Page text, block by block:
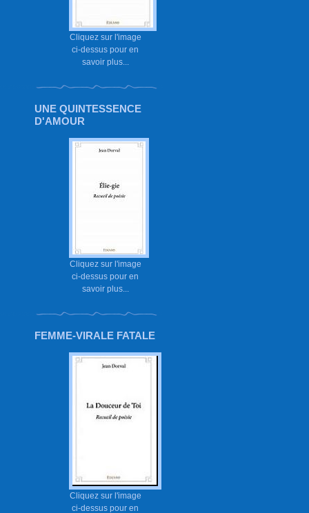
Cliquez sur l'image
ci-dessus pour en
savoir plus...
UNE QUINTESSENCE
D'AMOUR
Cliquez sur l'image
ci-dessus pour en
savoir plus...
FEMME-VIRALE FATALE
Cliquez sur l'image
ci-dessus pour en